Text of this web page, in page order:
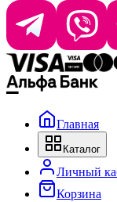
Время
Главная
Каталог
Личный
Корзина